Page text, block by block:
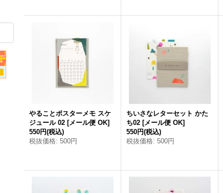
やることポスターメモ スケ
ジュール 02 [メール便 OK]
550円(税込)
税抜価格: 500円
ちいさなレターセット かた
ち02 [メール便 OK]
550円(税込)
税抜価格: 500円